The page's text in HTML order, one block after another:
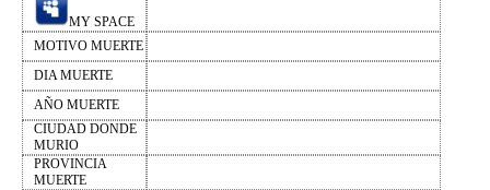
MY SPACE
MOTIVO MUERTE
DIA MUERTE
AÑO MUERTE
CIUDAD DONDE
MURIO
PROVINCIA
MUERTE